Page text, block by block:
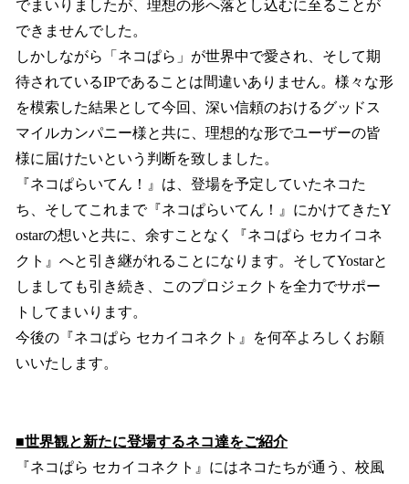
でまいりましたが、理想の形へ落とし込むに至ることが
できませんでした。
しかしながら「ネコぱら」が世界中で愛され、そして期
待されているIPであることは間違いありません。様々な形
を模索した結果として今回、深い信頼のおけるグッドス
マイルカンパニー様と共に、理想的な形でユーザーの皆
様に届けたいという判断を致しました。
『ネコぱらいてん！』は、登場を予定していたネコた
ち、そしてこれまで『ネコぱらいてん！』にかけてきたY
ostarの想いと共に、余すことなく『ネコぱら セカイコネ
クト』へと引き継がれることになります。そしてYostarと
しましても引き続き、このプロジェクトを全力でサポー
トしてまいります。
今後の『ネコぱら セカイコネクト』を何卒よろしくお願
いいたします。
■世界観と新たに登場するネコ達をご紹介
『ネコぱら セカイコネクト』にはネコたちが通う、校風